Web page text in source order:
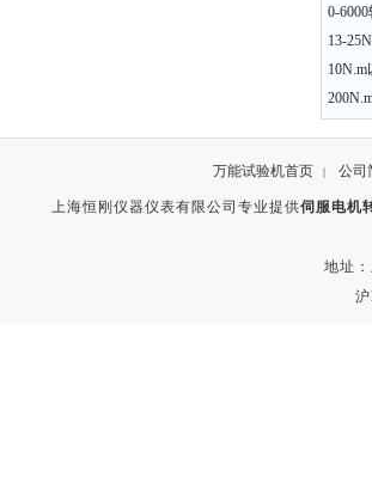
0-
13-
万能试验机首页 | 公司
上海恒刚仪器仪表有限公司专业提供伺服电机
地址